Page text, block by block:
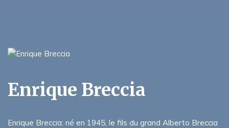
Enrique Breccia
Enrique Breccia: né en 1945, le fils du grand Alberto Breccia